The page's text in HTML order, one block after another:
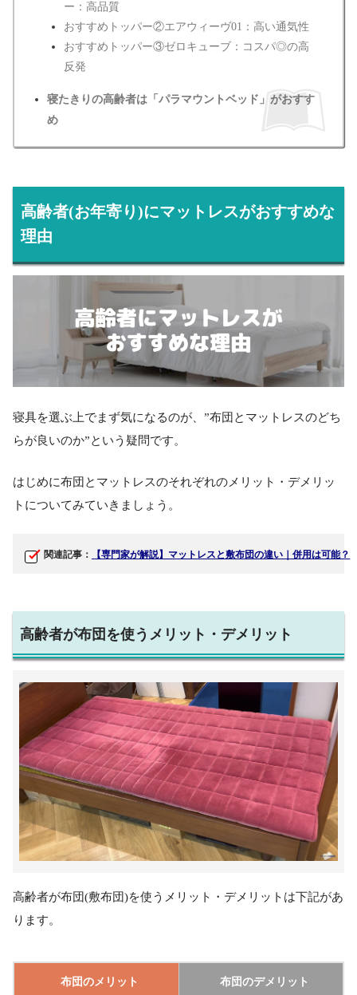
ー：高品質
おすすめトッパー②エアウィーヴ01：高い通気性
おすすめトッパー③ゼロキューブ：コスパ◎の高
反発
寝たきりの高齢者は「パラマウントベッド」がおすす
め
高齢者(お年寄り)にマットレスがおすすめな
理由
寝具を選ぶ上でまず気になるのが、”布団とマットレスのどち
らが良いのか”という疑問です。
はじめに布団とマットレスのそれぞれのメリット・デメリッ
トについてみていきましょう。
関連記事： 【専門家が解説】マットレスと敷布団の違い｜併用は可能？
高齢者が布団を使うメリット・デメリット
高齢者が布団(敷布団)を使うメリット・デメリットは下記があ
ります。
布団のメリット 布団のデメリット